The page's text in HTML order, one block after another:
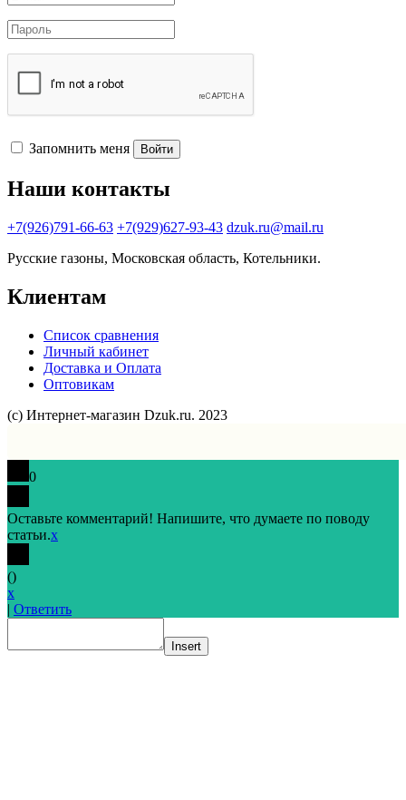
Запомнить меня Войти
Наши контакты
+7(926)791-66-63 +7(929)627-93-43 dzuk.ru@mail.ru
Русские газоны, Московская область, Котельники.
Клиентам
Список сравнения
Личный кабинет
Доставка и Оплата
Оптовикам
(с) Интернет-магазин Dzuk.ru. 2023
0
Оставьте комментарий! Напишите, что думаете по поводу
статьи.x
()
x
| Ответить
Insert